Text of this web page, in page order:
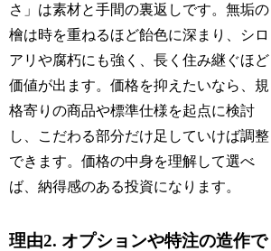
さ」は素材と手間の裏返しです。無垢の
檜は時を重ねるほど飴色に深まり、シロ
アリや腐朽にも強く、長く住み継ぐほど
価値が出ます。価格を抑えたいなら、規
格寄りの商品や標準仕様を起点に検討
し、こだわる部分だけ足していけば調整
できます。価格の中身を理解して選べ
ば、納得感のある投資になります。
理由2. オプションや特注の造作で